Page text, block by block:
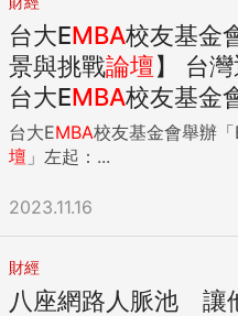
台大EMBA校友基金
景與挑戰論壇】 台
台大EMBA校友基金
台大EMBA校友基金會舉辦
壇 」左起：...
2023.11.16
財經
八座網路人脈池 讓